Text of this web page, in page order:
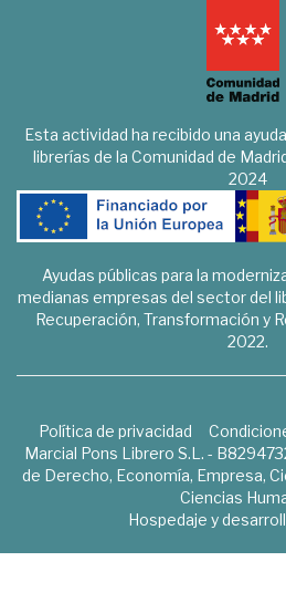
Esta actividad ha recibido una
librerías de la Comunidad de
2024
Ayudas públicas para la
medianas empresas del sector del
Recuperación, Transformación y
2022.
Política de privacidad
Marcial Pons Librero S.L. -
de Derecho, Economía, Empresa,
Ciencias
Hospedaje y